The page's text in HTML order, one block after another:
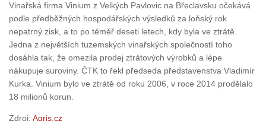
Vinařská firma Vinium z Velkých Pavlovic na Břeclavsku očekává
podle předběžných hospodářských výsledků za loňský rok
nepatrný zisk, a to po téměř deseti letech, kdy byla ve ztrátě.
Jedna z největších tuzemských vinařských společností toho
dosáhla tak, že omezila prodej ztrátových výrobků a lépe
nákupuje suroviny. ČTK to řekl předseda představenstva Vladimír
Kurka. Vinium bylo ve ztrátě od roku 2006, v roce 2014 prodělalo
18 milionů korun.
Zdroj: Agris.cz